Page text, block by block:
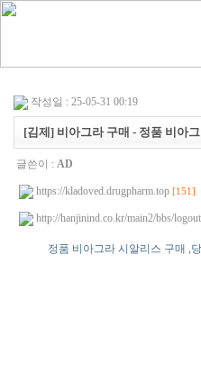
작성일 : 25-05-31 00:19
[김제] 비아그라 구매 - 정품 비아
글쓴이 : AD
https://kladoved.drugpharm.top [151]
http://hanjinind.co.kr/main2/bbs/
정품 비아그라 시알리스 구매 ,